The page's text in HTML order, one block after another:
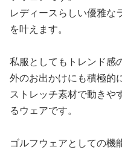
レディースらしい優雅な
を叶えます。
私服としてもトレンド感
外のお出かけにも積極的
ストレッチ素材で動きや
るウェアです。
ゴルフウェアとしての機